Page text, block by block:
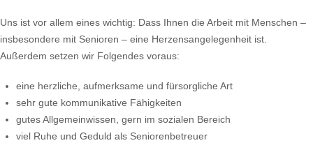
Uns ist vor allem eines wichtig: Dass Ihnen die Arbeit mit Menschen –
insbesondere mit Senioren – eine Herzensangelegenheit ist.
Außerdem setzen wir Folgendes voraus:
eine herzliche, aufmerksame und fürsorgliche Art
sehr gute kommunikative Fähigkeiten
gutes Allgemeinwissen, gern im sozialen Bereich
viel Ruhe und Geduld als Seniorenbetreuer